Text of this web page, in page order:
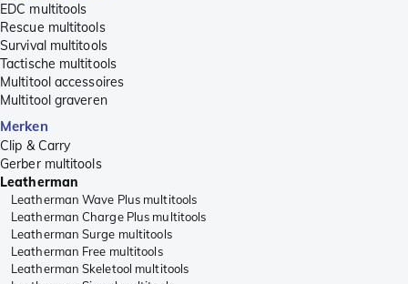
EDC multitools
Rescue multitools
Survival multitools
Tactische multitools
Multitool accessoires
Multitool graveren
Merken
Clip & Carry
Gerber multitools
Leatherman
Leatherman Wave Plus multitools
Leatherman Charge Plus multitools
Leatherman Surge multitools
Leatherman Free multitools
Leatherman Skeletool multitools